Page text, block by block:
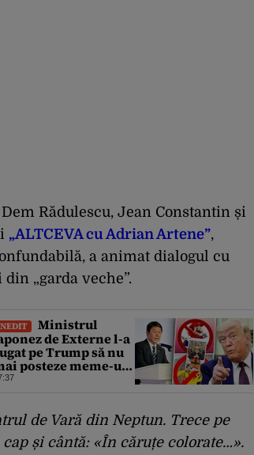
Rădulescu, Jean Constantin și
„ALTCEVA cu Adrian Artene”,
a animat dialogul cu
„garda veche”.
Ministrul
de Externe l-a
pe Trump să nu
posteze meme-uri
personaje din
media
de Vară din Neptun. Trece pe
și cântă: «În căruțe colorate…».